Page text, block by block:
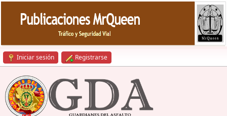
Iniciar sesión Registrarse